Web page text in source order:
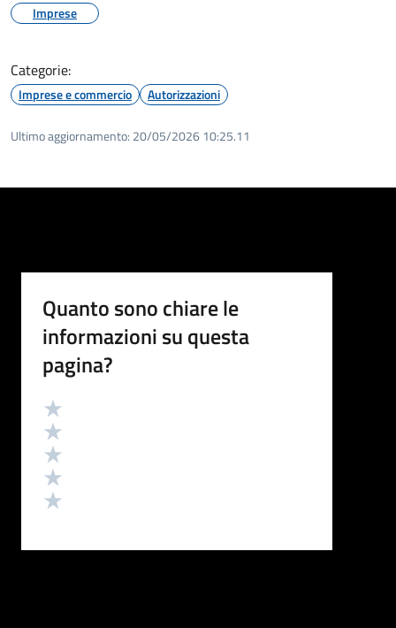
Imprese
Categorie:
Imprese e commercio Autorizzazioni
Ultimo aggiornamento: 20/05/2026 10:25.11
Quanto sono chiare le
informazioni su questa
pagina?
Valutazione